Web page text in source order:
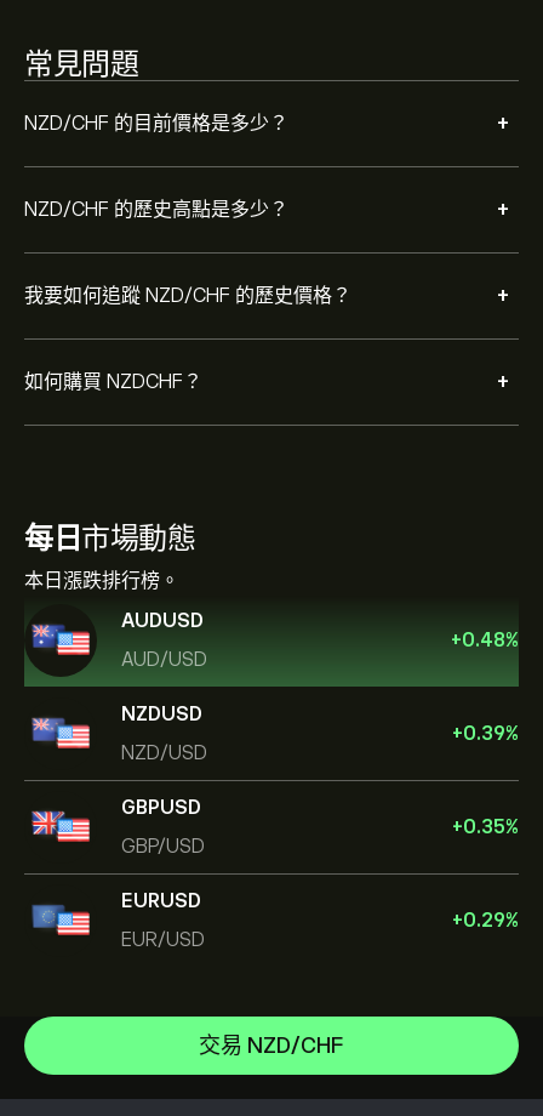
常見問題
NZD/CHF 的目前價格是多少？ +
NZD/CHF 的歷史高點是多少？ +
我要如何追蹤 NZD/CHF 的歷史價格？ +
如何購買 NZDCHF？ +
每日 市場動態
本日漲跌排行榜。
AUDUSD
AUD/USD
+0.48%
NZDUSD
NZD/USD
+0.39%
GBPUSD
GBP/USD
+0.35%
EURUSD
EUR/USD
+0.29%
交易 NZD/CHF
NZD/USD
USD/CAD
如何存款
如何提款
開設帳戶
CopyTrading 如何運作
負責任的交易
為什麼選擇 eToro